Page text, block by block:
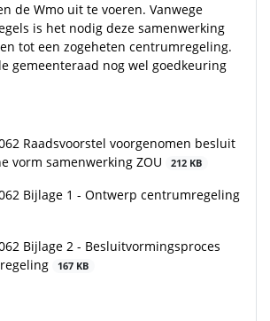
de Wmo uit te voeren. Vanwege
is het nodig deze samenwerking
tot een zogeheten centrumregeling.
gemeenteraad nog wel goedkeuring
Raadsvoorstel voorgenomen besluit
vorm samenwerking ZOU
212 KB
Bijlage 1 - Ontwerp centrumregeling
Bijlage 2 - Besluitvormingsproces
167 KB